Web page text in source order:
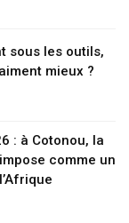
sous les outils,
mieux ?
: à Cotonou, la
comme un